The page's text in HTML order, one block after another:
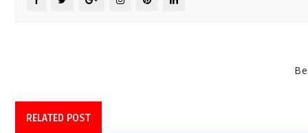
RELATED POST